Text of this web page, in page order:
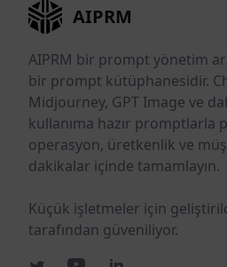
AIPRM
AIPRM bir prompt yönetim
bir prompt kütüphanesidir.
Midjourney, GPT Image ve
kullanıma hazır promptlarla
operasyon, üretkenlik ve
dakikalar içinde tamamlayın.
Küçük işletmeler için
tarafından güveniliyor.